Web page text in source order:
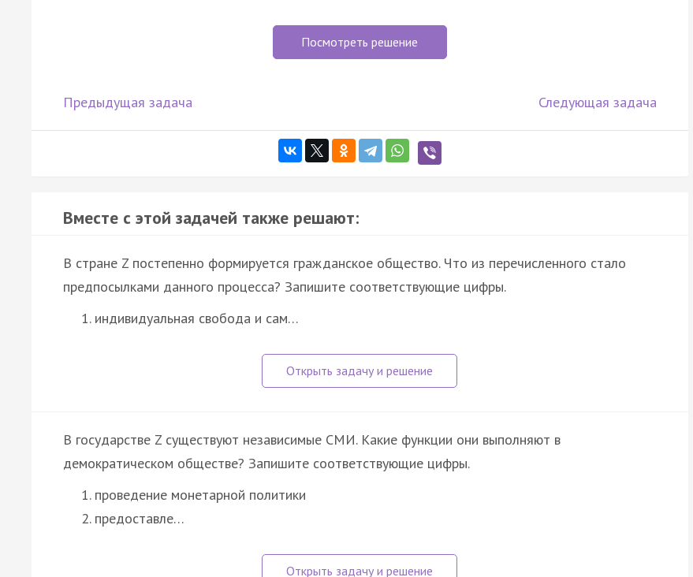
Посмотреть решение
Предыдущая задача Следующая задача
Вместе с этой задачей также решают:
В стране Z постепенно формируется гражданское общество. Что из перечисленного стало
предпосылками данного процесса? Запишите соответствующие цифры.
индивидуальная свобода и сам…
В государстве Z существуют независимые СМИ. Какие функции они выполняют в
демократическом обществе? Запишите соответствующие цифры.
проведение монетарной политики
предоставле…